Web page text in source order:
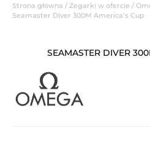
Strona główna / Zegarki w ofercie /
Seamaster Diver 300M America’s Cup
SEAMASTER DIVER